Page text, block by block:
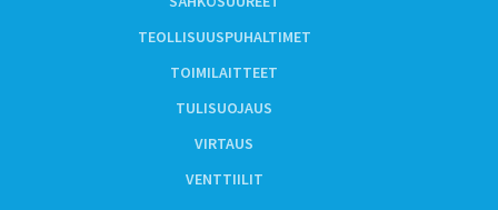
TEOLLISUUSPUHALTIMET
TOIMILAITTEET
TULISUOJAUS
VIRTAUS
VENTTIILIT